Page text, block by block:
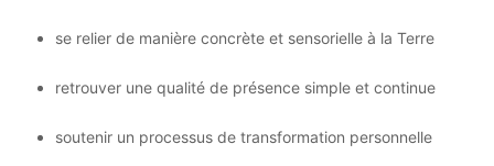
se relier de manière concrète et sensorielle à la Terre
retrouver une qualité de présence simple et continue
soutenir un processus de transformation personnelle